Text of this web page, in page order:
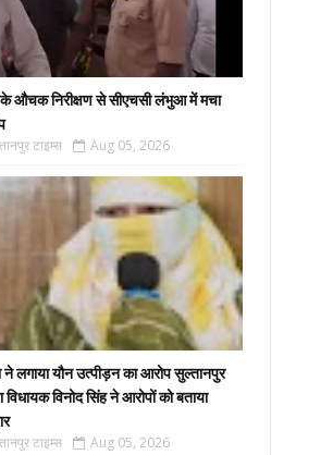
के औचक निरीक्षण से सीएचसी लंभुआ में मचा
टाइम्स Aug 05, 2026
ने लगाया यौन उत्पीड़न का आरोप सुल्तानपुर
विधायक विनोद सिंह ने आरोपों को बताया
टाइम्स Aug 05, 2026